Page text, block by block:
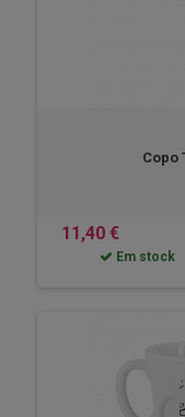
Copo
11,40 €
Em stock